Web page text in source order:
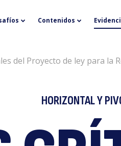
Contenidos
del Proyecto de ley para la
HORIZONTAL Y